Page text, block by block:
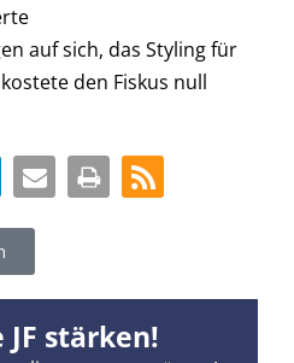
auf sich, das Styling für
den Fiskus null
JF stärken!